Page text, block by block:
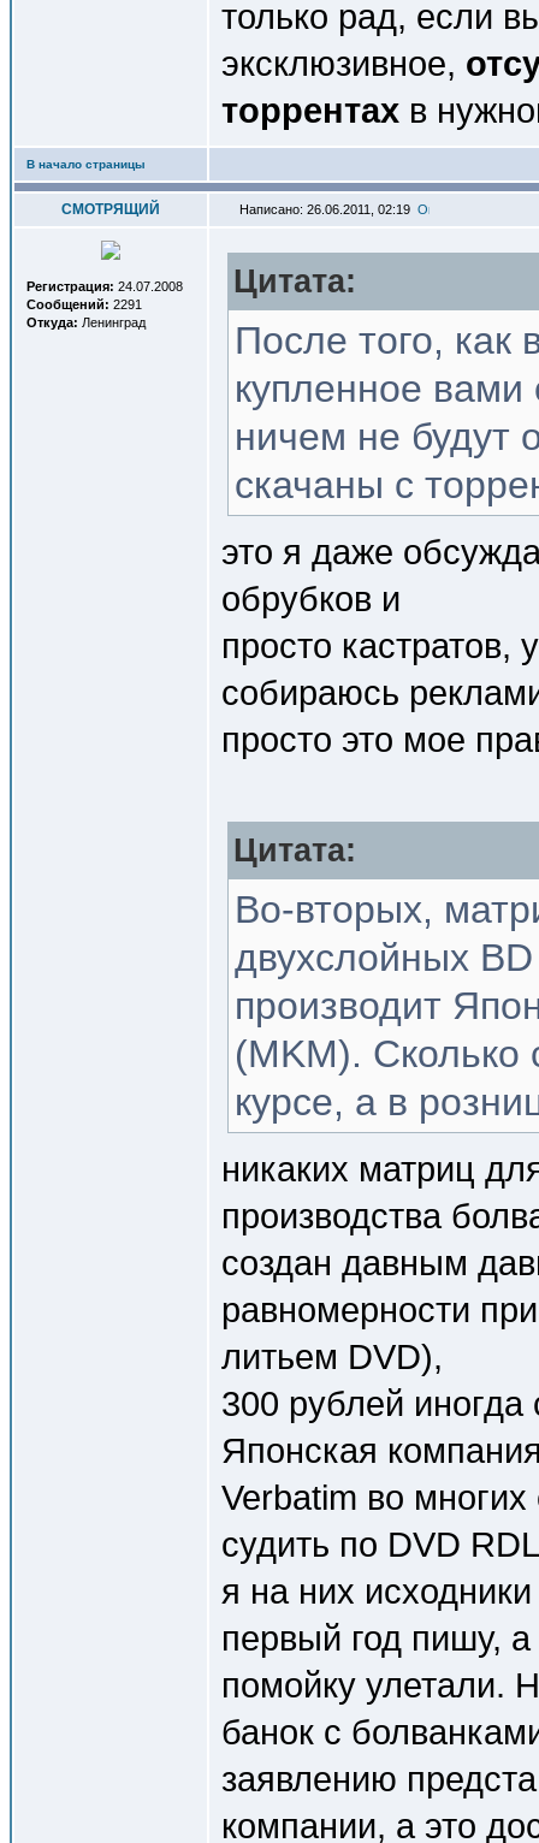
только рад, если
эксклюзивное,
торрентах в
В начало страницы
СМОТРЯЩИЙ Написано: 26.06.2011, 02:19
Регистрация: 24.07.2008
Сообщений: 2291
Откуда: Ленинград
Цитата:
После того, как
купленное
ничем не будут
скачаны с
это я даже
обрубков и
просто кастратов,
собираюсь
просто это мое
Цитата:
Во-вторых,
двухслойных
производит
(MKM). Сколько
курсе, а в
никаких матриц
производства
создан давным
равномерности
литьем DVD),
300 рублей
Японская
Verbatim во
судить по DVD
я на них
первый год пишу,
помойку улетали.
банок с
заявлению
компании, а это